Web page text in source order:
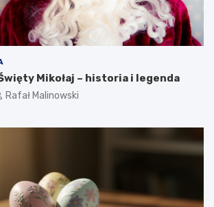
Mikołaj – historia i legenda
Rafał Malinowski